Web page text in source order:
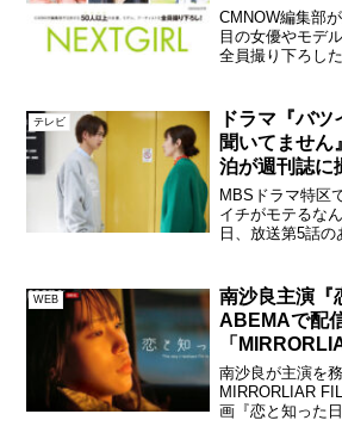
CMNOW編集部
目の女優やモデ
全員撮り下ろし
（SYASYA）／
テレビ
ドラマ『バ
聞いてません
泊が週刊誌に
が明るみに…
MBSドラマ特区
イチがモテるな
日、放送第5話
週刊誌に速水（
を撮られてしま
WEB
南沙良主演『
ABEMAで配
「
ッグ作品！
南沙良が主演を
MIRRORLIAR
画『恋と知った